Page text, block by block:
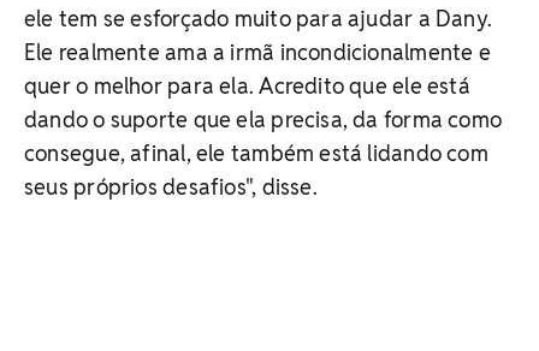
ele tem se esforçado muito para ajudar a Dany.
Ele realmente ama a irmã incondicionalmente e
quer o melhor para ela. Acredito que ele está
dando o suporte que ela precisa, da forma como
consegue, afinal, ele também está lidando com
seus próprios desafios", disse.